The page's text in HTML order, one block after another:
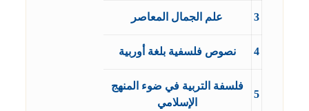
3 علم الجمال المعاصر
4 نصوص فلسفية بلغة أوربية
5
فلسفة التربية في ضوء المنهج
الإسلامي